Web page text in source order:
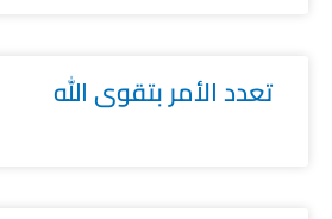
تعدد الأمر بتقوى الله